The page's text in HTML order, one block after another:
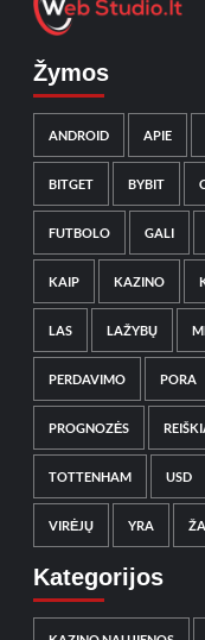
Žymos
ANDROID APIE
BITGET BYBIT
FUTBOLO GALI
KAIP KAZINO
LAS LAŽYBŲ
PERDAVIMO PORA
PROGNOZĖS
TOTTENHAM USD
VIRĖJŲ YRA
Kategorijos